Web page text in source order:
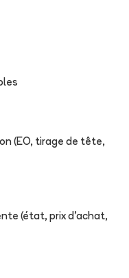
(EO, tirage de tête,
(état, prix d'achat,